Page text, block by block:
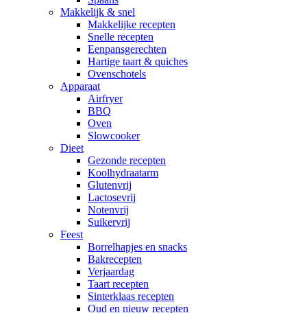
Makkelijk & snel
Makkelijke recepten
Snelle recepten
Eenpansgerechten
Hartige taart & quiches
Ovenschotels
Apparaat
Airfryer
BBQ
Oven
Slowcooker
Dieet
Gezonde recepten
Koolhydraatarm
Glutenvrij
Lactosevrij
Notenvrij
Suikervrij
Feest
Borrelhapjes en snacks
Bakrecepten
Verjaardag
Taart recepten
Sinterklaas recepten
Oud en nieuw recepten